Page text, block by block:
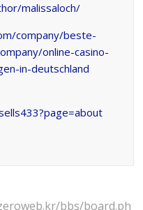
malissaloch/
company/beste-
online-casino-
in-deutschland
bbs/board.ph